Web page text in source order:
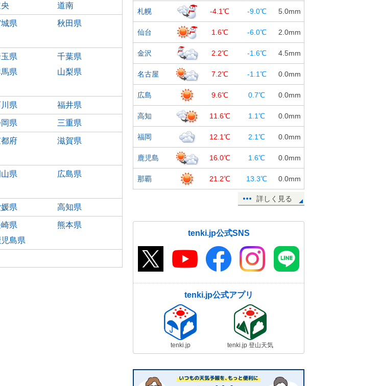
道南
県
秋田県
県
千葉県
県
山梨県
県 福井県
県 三重県
府
滋賀県
山県
広島県
県 高知県
県
熊本県
児島県
札幌 -4.1℃ -9.0℃ 5.0mm
仙台 1.6℃ -6.0℃ 2.0mm
金沢 2.2℃ -1.6℃ 4.5mm
名古屋 7.2℃ -1.1℃ 0.0mm
広島 9.6℃ 0.7℃ 0.0mm
高知 11.6℃ 1.1℃ 0.0mm
福岡 12.1℃ 2.1℃ 0.0mm
鹿児島 16.0℃ 1.6℃ 0.0mm
那覇 21.2℃ 13.3℃ 0.0mm
詳しく見る
tenki.jp公式SNS
tenki.jp公式アプリ
tenki.jp tenki.jp 登山天気